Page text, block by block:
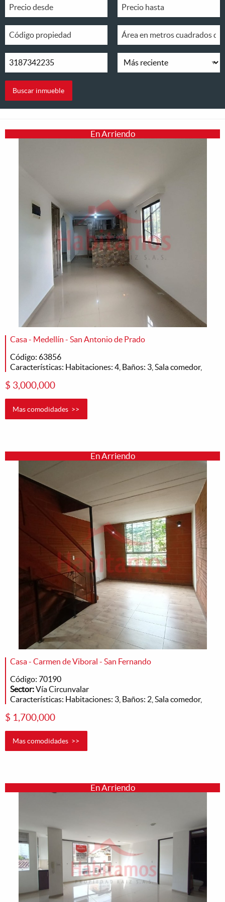
En Arriendo
Casa - Medellín - San Antonio de Prado
Código: 63856
Características: Habitaciones: 4, Baños: 3, Sala comedor,
$ 3,000,000
Mas comodidades >>
En Arriendo
Casa - Carmen de Viboral - San Fernando
Código: 70190
Sector:Vía Circunvalar
Características: Habitaciones: 3, Baños: 2, Sala comedor,
$ 1,700,000
Mas comodidades >>
En Arriendo